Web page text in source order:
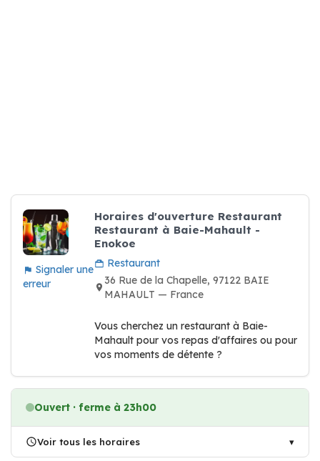
Signaler une
erreur
Horaires d'ouverture Restaurant
Restaurant à Baie-Mahault -
Enokoe
Restaurant
36 Rue de la Chapelle, 97122 BAIE
MAHAULT — France
Vous cherchez un restaurant à Baie-
Mahault pour vos repas d'affaires ou pour
vos moments de détente ?
Ouvert · ferme à 23h00
Voir tous les horaires